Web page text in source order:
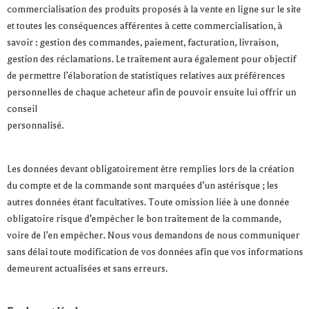
commercialisation des produits proposés à la vente en ligne sur le site
et toutes les conséquences afférentes à cette commercialisation, à
savoir : gestion des commandes, paiement, facturation, livraison,
gestion des réclamations. Le traitement aura également pour objectif
de permettre l’élaboration de statistiques relatives aux préférences
personnelles de chaque acheteur afin de pouvoir ensuite lui offrir un
conseil
personnalisé.
Les données devant obligatoirement être remplies lors de la création
du compte et de la commande sont marquées d’un astérisque ; les
autres données étant facultatives. Toute omission liée à une donnée
obligatoire risque d’empêcher le bon traitement de la commande,
voire de l’en empêcher. Nous vous demandons de nous communiquer
sans délai toute modification de vos données afin que vos informations
demeurent actualisées et sans erreurs.